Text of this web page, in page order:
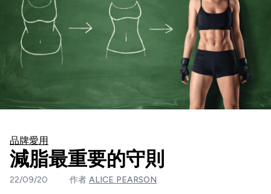
品牌愛用
減脂最重要的守則
22/09/20 作者 ALICE PEARSON